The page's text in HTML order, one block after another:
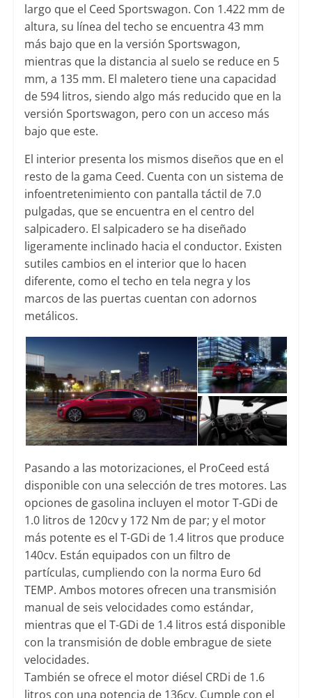
largo que el Ceed Sportswagon. Con 1.422 mm de
altura, su línea del techo se encuentra 43 mm
más bajo que en la versión Sportswagon,
mientras que la distancia al suelo se reduce en 5
mm, a 135 mm. El maletero tiene una capacidad
de 594 litros, siendo algo más reducido que en la
versión Sportswagon, pero con un acceso más
bajo que este.
El interior presenta los mismos diseños que en el
resto de la gama Ceed. Cuenta con un sistema de
infoentretenimiento con pantalla táctil de 7.0
pulgadas, que se encuentra en el centro del
salpicadero. El salpicadero se ha diseñado
ligeramente inclinado hacia el conductor. Existen
sutiles cambios en el interior que lo hacen
diferente, como el techo en tela negra y los
marcos de las puertas cuentan con adornos
metálicos.
Pasando a las motorizaciones, el ProCeed está
disponible con una selección de tres motores. Las
opciones de gasolina incluyen el motor T-GDi de
1.0 litros de 120cv y 172 Nm de par; y el motor
más potente es el T-GDi de 1.4 litros que produce
140cv. Están equipados con un filtro de
partículas, cumpliendo con la norma Euro 6d
TEMP. Ambos motores ofrecen una transmisión
manual de seis velocidades como estándar,
mientras que el T-GDi de 1.4 litros está disponible
con la transmisión de doble embrague de siete
velocidades.
También se ofrece el motor diésel CRDi de 1.6
litros con una potencia de 136cv. Cumple con el